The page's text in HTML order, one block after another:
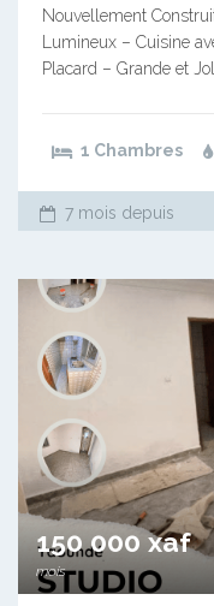
Nouvellement
Lumineux – Cuisine
Placard – Grande et
1 Chambres
7 mois depuis
150 000 xaf
mois